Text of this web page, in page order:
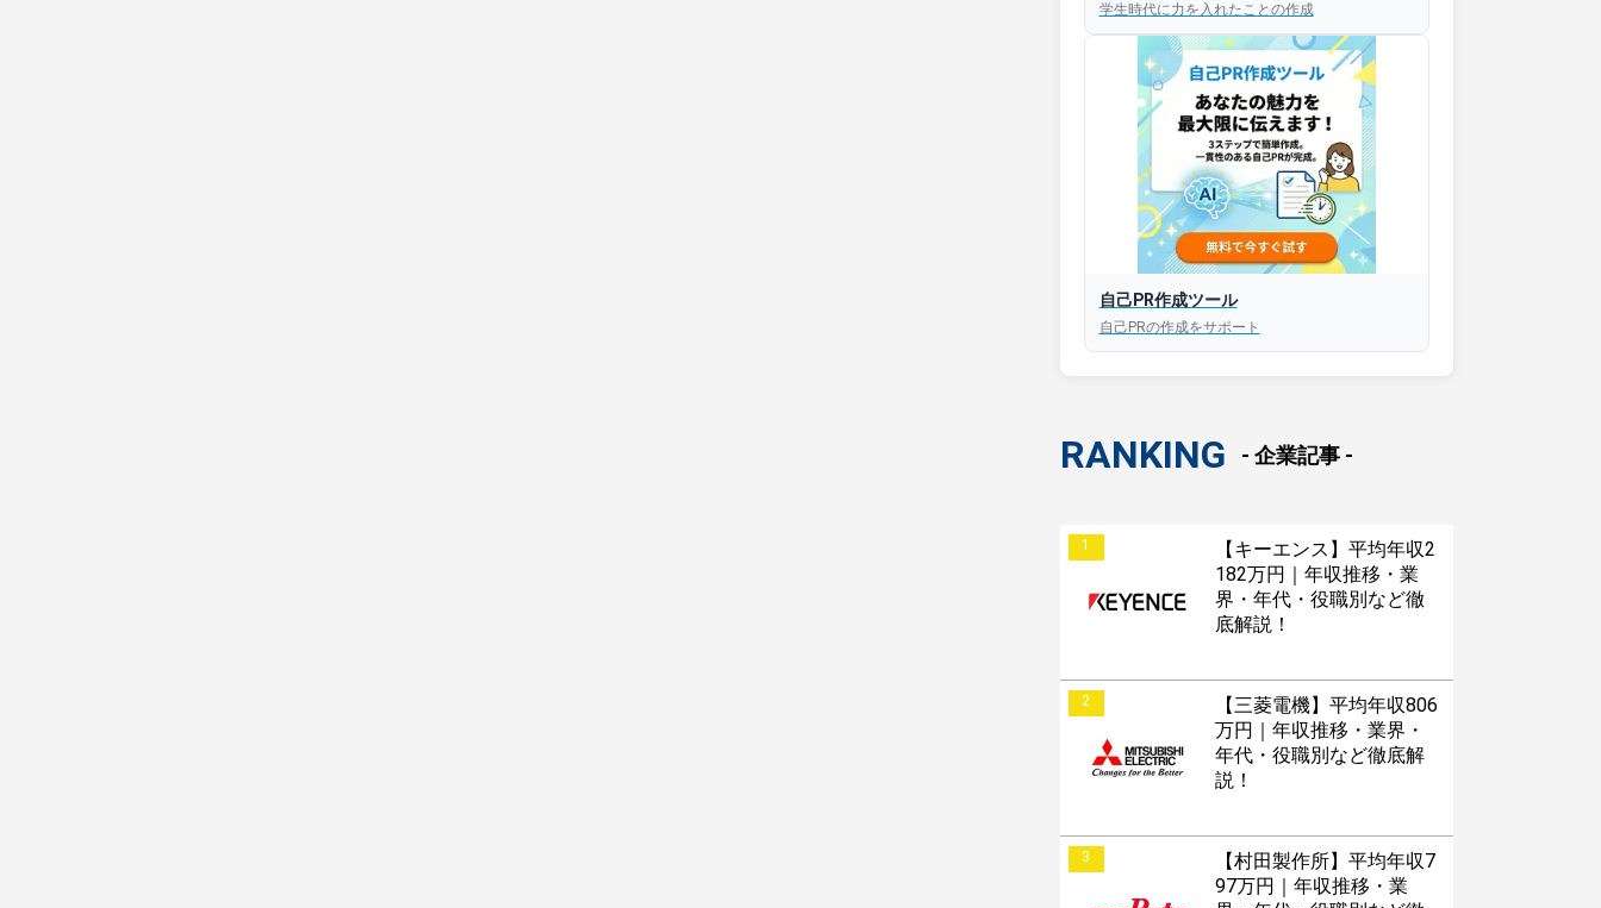
学生時代に力を入れたことの作成
自己PR作成ツール
自己PRの作成をサポート
RANKING - 企業記事 -
1
【キーエンス】平均年収2
182万円｜年収推移・業
界・年代・役職別など徹
底解説！
2
【三菱電機】平均年収806
万円｜年収推移・業界・
年代・役職別など徹底解
説！
3
【村田製作所】平均年収7
97万円｜年収推移・業